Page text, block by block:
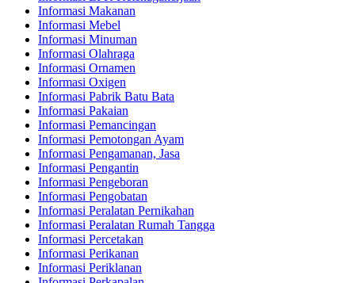
Informasi Makanan
Informasi Mebel
Informasi Minuman
Informasi Olahraga
Informasi Ornamen
Informasi Oxigen
Informasi Pabrik Batu Bata
Informasi Pakaian
Informasi Pemancingan
Informasi Pemotongan Ayam
Informasi Pengamanan, Jasa
Informasi Pengantin
Informasi Pengeboran
Informasi Pengobatan
Informasi Peralatan Pernikahan
Informasi Peralatan Rumah Tangga
Informasi Percetakan
Informasi Perikanan
Informasi Periklanan